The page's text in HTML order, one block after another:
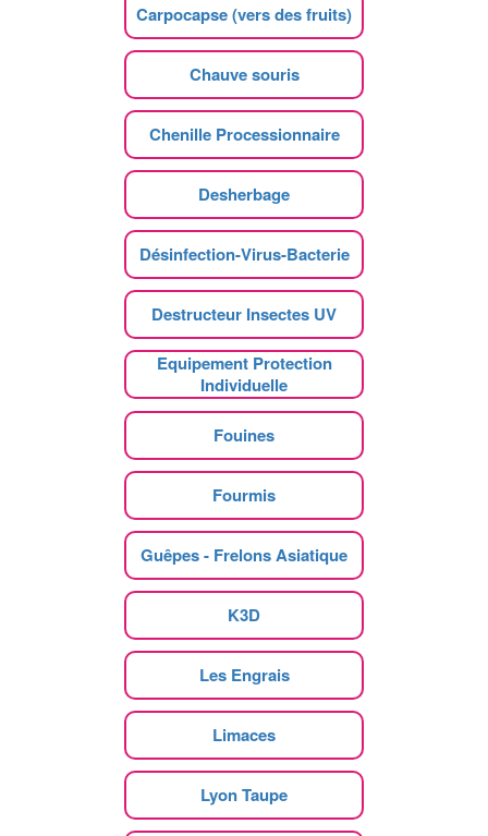
Carpocapse (vers des fruits)
Chauve souris
Chenille Processionnaire
Desherbage
Désinfection-Virus-Bacterie
Destructeur Insectes UV
Equipement Protection
Individuelle
Fouines
Fourmis
Guêpes - Frelons Asiatique
K3D
Les Engrais
Limaces
Lyon Taupe